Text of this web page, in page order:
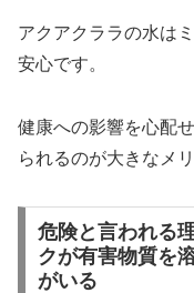
アクアクララの水は
安心です。
健康への影響を心配
られるのが大きなメ
危険と言われる
クが有害物質を
がいる